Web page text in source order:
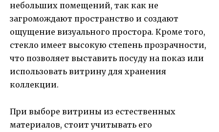
небольших помещений, так как не
загромождают пространство и создают
ощущение визуального простора. Кроме того,
стекло имеет высокую степень прозрачности,
что позволяет выставить посуду на показ или
использовать витрину для хранения
коллекции.
При выборе витрины из естественных
материалов, стоит учитывать его